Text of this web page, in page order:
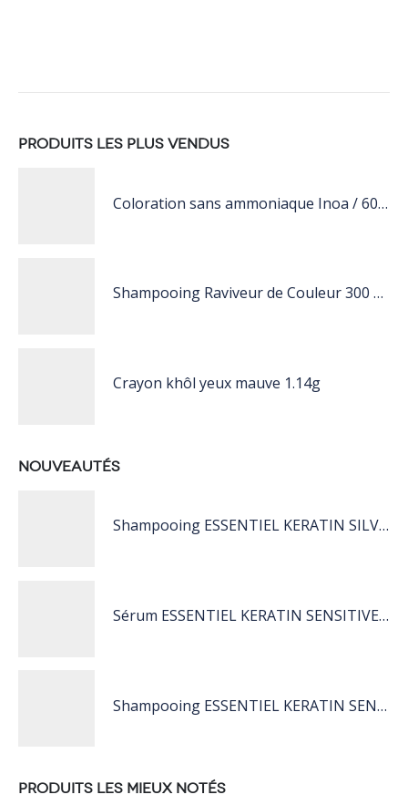
PRODUITS LES PLUS VENDUS
Coloration sans ammoniaque Inoa / 60ML
Shampooing Raviveur de Couleur 300 ml Rose de Schwarzkopf Professional
Crayon khôl yeux mauve 1.14g
NOUVEAUTÉS
Shampooing ESSENTIEL KERATIN SILVER 250ML
Sérum ESSENTIEL KERATIN SENSITIVE 40 ML
Shampooing ESSENTIEL KERATIN SENSITIVE 1L
PRODUITS LES MIEUX NOTÉS